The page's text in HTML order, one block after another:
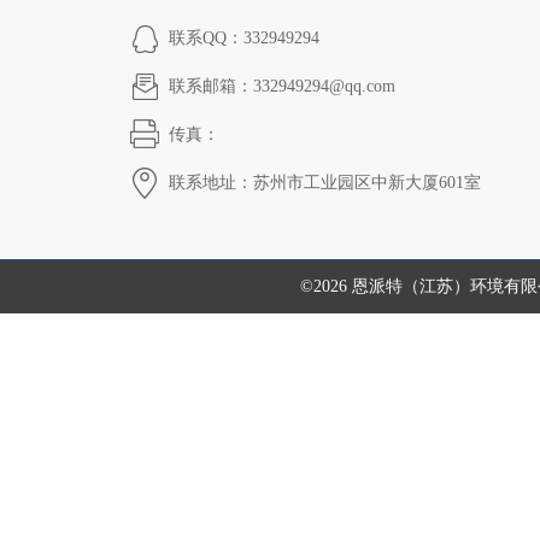
联系QQ：332949294
联系邮箱：332949294@qq.com
传真：
联系地址：苏州市工业园区中新大厦601室
©2026 恩派特（江苏）环境有